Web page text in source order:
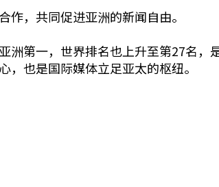
，共同促进亚洲的新闻自由。
第一，世界排名也上升至第27名，
也是国际媒体立足亚太的枢纽。